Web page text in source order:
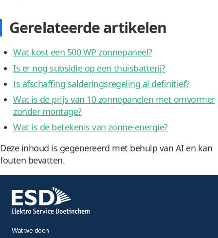
Gerelateerde artikelen
Wat kost een 500 WP zonnepaneel?
Is er nog subsidie op een thuisbatterij?
Is afschaffing salderingsregeling al definitief?
Wat is de prijs van 10 zonnepanelen met omvormer
zonder montage?
Wat is de betekenis van zonne-energie?
Deze inhoud is gegenereerd met behulp van AI en kan
fouten bevatten.
Wat we doen